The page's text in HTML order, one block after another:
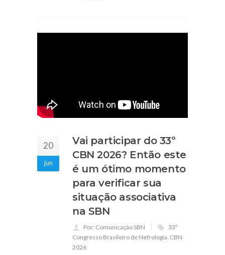
20
jun
Vai participar do 33º
CBN 2026? Então este
é um ótimo momento
para verificar sua
situação associativa
na SBN
Por: Comunicação SBN
33º
Congresso Brasileiro de Nefrologia CBN
2026